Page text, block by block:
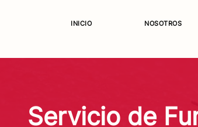
INICIO NOSOTROS
Servicio de